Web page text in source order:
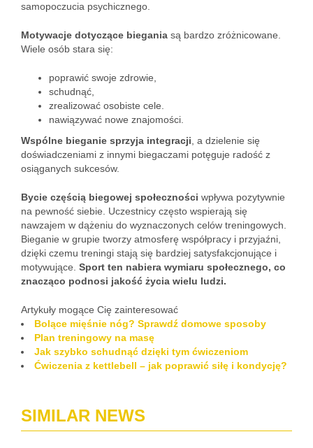
samopoczucia psychicznego.
Motywacje dotyczące biegania są bardzo zróżnicowane.
Wiele osób stara się:
poprawić swoje zdrowie,
schudnąć,
zrealizować osobiste cele.
nawiązywać nowe znajomości.
Wspólne bieganie sprzyja integracji , a dzielenie się
doświadczeniami z innymi biegaczami potęguje radość z
osiąganych sukcesów.
Bycie częścią biegowej społeczności wpływa pozytywnie
na pewność siebie. Uczestnicy często wspierają się
nawzajem w dążeniu do wyznaczonych celów treningowych.
Bieganie w grupie tworzy atmosferę współpracy i przyjaźni,
dzięki czemu treningi stają się bardziej satysfakcjonujące i
motywujące. Sport ten nabiera wymiaru społecznego, co
znacząco podnosi jakość życia wielu ludzi.
Artykuły mogące Cię zainteresować
Bolące mięśnie nóg? Sprawdź domowe sposoby
Plan treningowy na masę
Jak szybko schudnąć dzięki tym ćwiczeniom
Ćwiczenia z kettlebell – jak poprawić siłę i kondycję?
SIMILAR NEWS